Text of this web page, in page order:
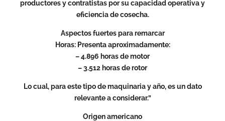
productores y contratistas por su capacidad operativa y
eficiencia de cosecha.
Aspectos fuertes para remarcar
Horas: Presenta aproximadamente:
– 4.896 horas de motor
– 3.512 horas de rotor
Lo cual, para este tipo de maquinaria y año, es un dato
relevante a considerar.”
Origen americano